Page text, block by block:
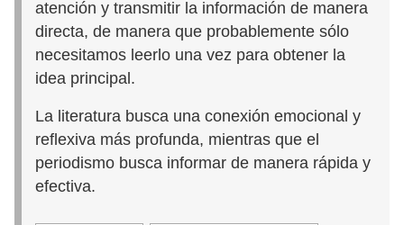
atención y transmitir la información de manera
directa, de manera que probablemente sólo
necesitamos leerlo una vez para obtener la
idea principal.
La literatura busca una conexión emocional y
reflexiva más profunda, mientras que el
periodismo busca informar de manera rápida y
efectiva.